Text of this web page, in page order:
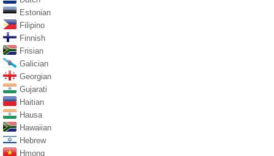
Estonian
Filipino
Finnish
Frisian
Galician
Georgian
Gujarati
Haitian
Hausa
Hawaiian
Hebrew
Hmong